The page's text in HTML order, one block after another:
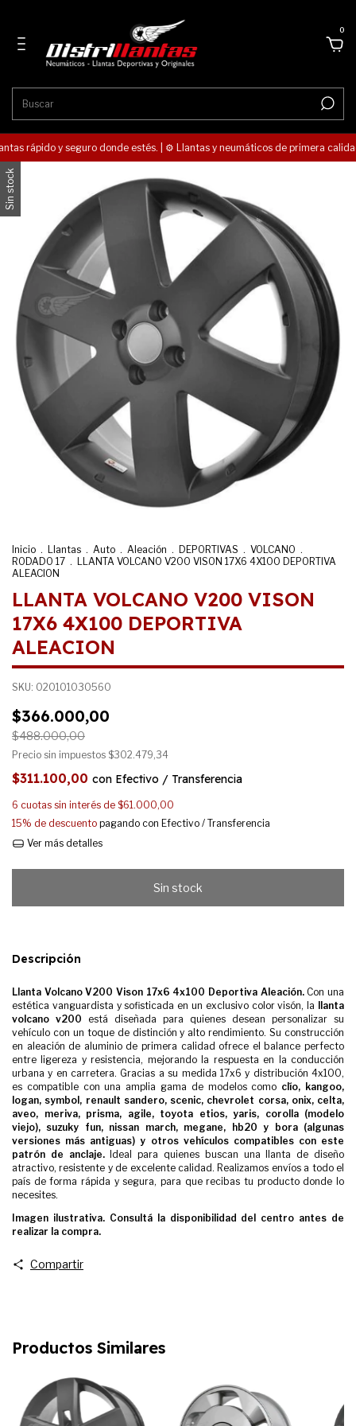
0
rápido y seguro donde estés. | ⚙️ Llantas y neumáticos de primera
Sin stock
Inicio . Llantas . Auto . Aleación . DEPORTIVAS . VOLCANO .
RODADO 17 . LLANTA VOLCANO V200 VISON 17X6 4X100 DEPORTIVA
ALEACION
LLANTA VOLCANO V200 VISON
17X6 4X100 DEPORTIVA
ALEACION
SKU: 020101030560
$366.000,00
$488.000,00
Precio sin impuestos $302.479,34
$311.100,00 con Efectivo / Transferencia
6 cuotas sin interés de $61.000,00
15% de descuento pagando con Efectivo / Transferencia
Ver más detalles
Descripción
Llanta Volcano V200 Vison 17x6 4x100 Deportiva Aleación.Con una
estética vanguardista y sofisticada en un exclusivo color visón, la
llanta
volcano v200 está diseñada para quienes desean personalizar su
vehículo con un toque de distinción y alto rendimiento. Su construcción
en aleación de aluminio de primera calidad ofrece el balance perfecto
entre ligereza y resistencia, mejorando la respuesta en la conducción
urbana y en carretera. Gracias a su medida 17x6 y distribución 4x100,
es compatible con una amplia gama de modelos como clío, kangoo,
logan, symbol, renault sandero, scenic, chevrolet corsa, onix, celta,
aveo, meriva, prisma, agile, toyota etios, yaris, corolla (modelo
viejo), suzuky fun, nissan march, megane, hb20 y bora (algunas
versiones más antiguas) y otros vehículos compatibles con este
patrón de anclaje.Ideal para quienes buscan una llanta de diseño
atractivo, resistente y de excelente calidad. Realizamos envíos a todo el
país de forma rápida y segura, para que recibas tu producto donde lo
necesites.
Imagen ilustrativa. Consultá la disponibilidad del centro antes de
realizar la compra.
Compartir
Productos Similares